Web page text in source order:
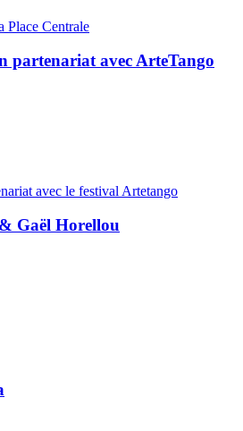
Place Centrale
partenariat avec ArteTango
avec le festival Artetango
Gaël Horellou